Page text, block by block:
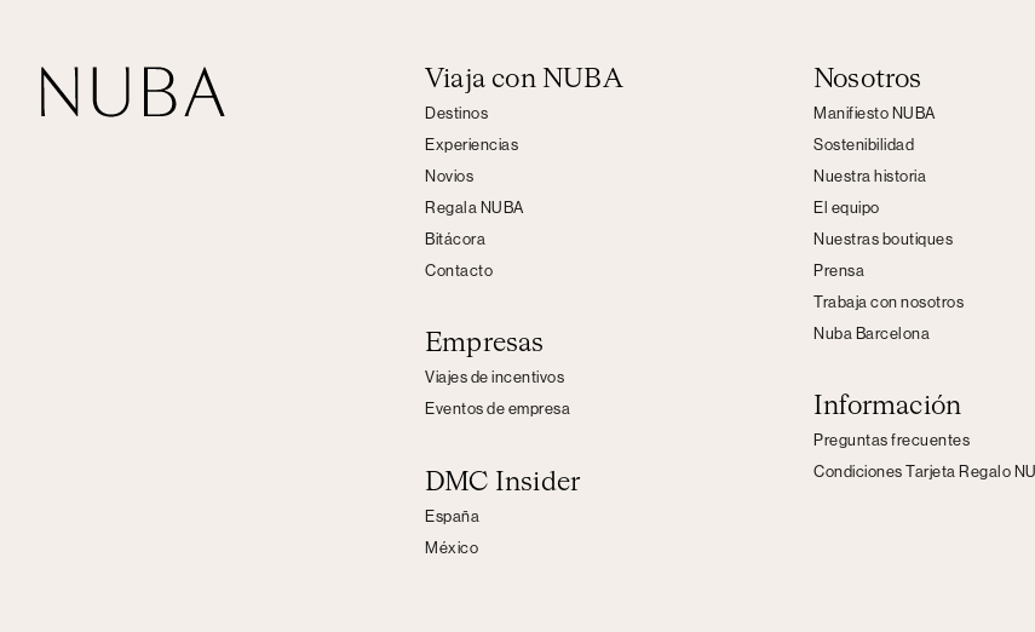
Viaja con NUBA
Destinos
Experiencias
Novios
Regala NUBA
Bitácora
Contacto
Empresas
Viajes de incentivos
Eventos de empresa
DMC Insider
España
México
Nosotros
Manifiesto NUBA
Sostenibilidad
Nuestra historia
El equipo
Nuestras boutiques
Prensa
Trabaja con nosotros
Nuba Barcelona
Información
Preguntas frecuentes
Condiciones Tarjeta Regalo